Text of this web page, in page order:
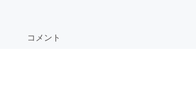
コメント